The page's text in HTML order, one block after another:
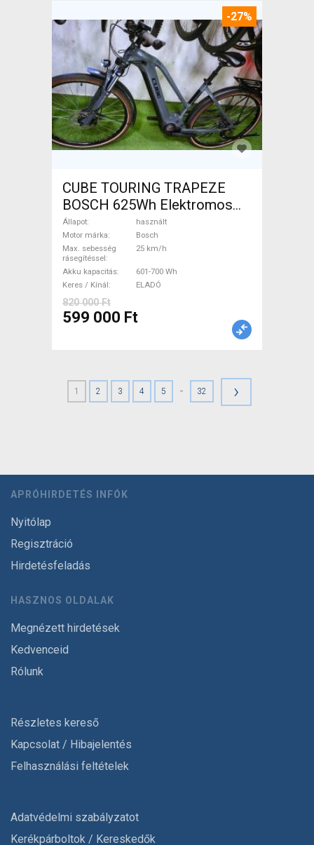
-27%
CUBE TOURING TRAPEZE
BOSCH 625Wh Elektromos
Trekking/cross 25 km/h
Bosch 601-700 Wh használt
ELADÓ
Állapot
használt
Motor márka
Bosch
Max. sebesség
rásegítéssel
25 km/h
Akku kapacitás
601-700 Wh
Keres / Kínál
ELADÓ
820 000 Ft
599 000 Ft
1 2 3 4 5 - 32 ›
APRÓHIRDETÉS INFÓK
Nyitólap
Regisztráció
Hirdetésfeladás
HASZNOS OLDALAK
Megnézett hirdetések
Kedvenceid
Rólunk
Részletes kereső
Kapcsolat / Hibajelentés
Felhasználási feltételek
Adatvédelmi szabályzatot
Kerékpárboltok / Kereskedők